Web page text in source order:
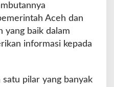
Aceh dan
yang baik dalam
informasi kepada
pilar yang banyak